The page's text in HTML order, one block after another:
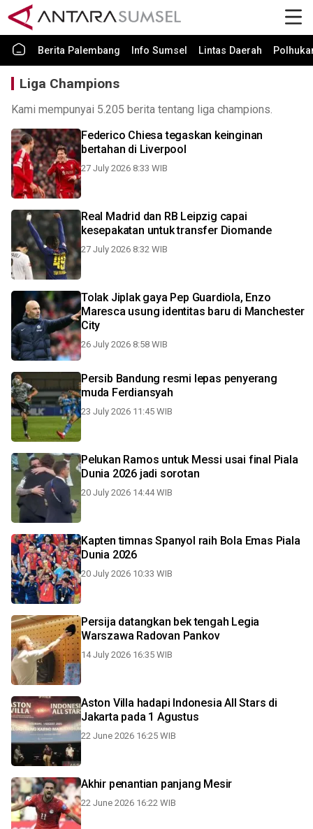
Berita Palembang Info Sumsel Lintas Daerah
Liga Champions
Kami mempunyai 5.205 berita tentang liga champions.
Federico Chiesa tegaskan keinginan
bertahan di Liverpool
27 July 2026 8:33 WIB
Real Madrid dan RB Leipzig capai
kesepakatan untuk transfer Diomande
27 July 2026 8:32 WIB
Tolak Jiplak gaya Pep Guardiola, Enzo
Maresca usung identitas baru di Manchester
City
26 July 2026 8:58 WIB
Persib Bandung resmi lepas penyerang
muda Ferdiansyah
23 July 2026 11:45 WIB
Pelukan Ramos untuk Messi usai final Piala
Dunia 2026 jadi sorotan
20 July 2026 14:44 WIB
Kapten timnas Spanyol raih Bola Emas Piala
Dunia 2026
20 July 2026 10:33 WIB
Persija datangkan bek tengah Legia
Warszawa Radovan Pankov
14 July 2026 16:35 WIB
Aston Villa hadapi Indonesia All Stars di
Jakarta pada 1 Agustus
22 June 2026 16:25 WIB
Akhir penantian panjang Mesir
22 June 2026 16:22 WIB